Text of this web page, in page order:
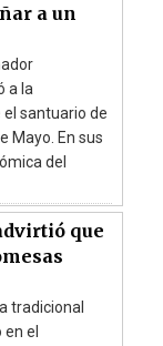
a un
a la
santuario de
Mayo. En sus
del
que
tradicional
en el